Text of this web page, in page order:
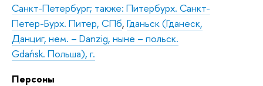
Санкт-Петербург; также: Питербурх. Санкт-
Петер-Бурх. Питер, СПб, Гданьск (Гданеск,
Данциг, нем. – Danzig, ныне – польск.
Gdańsk. Польша), г.
Персоны